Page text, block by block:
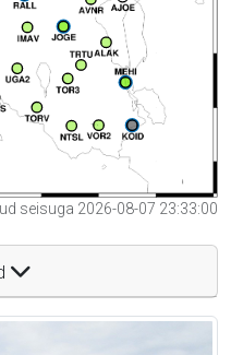
seisuga 2026-08-07 23:33:00